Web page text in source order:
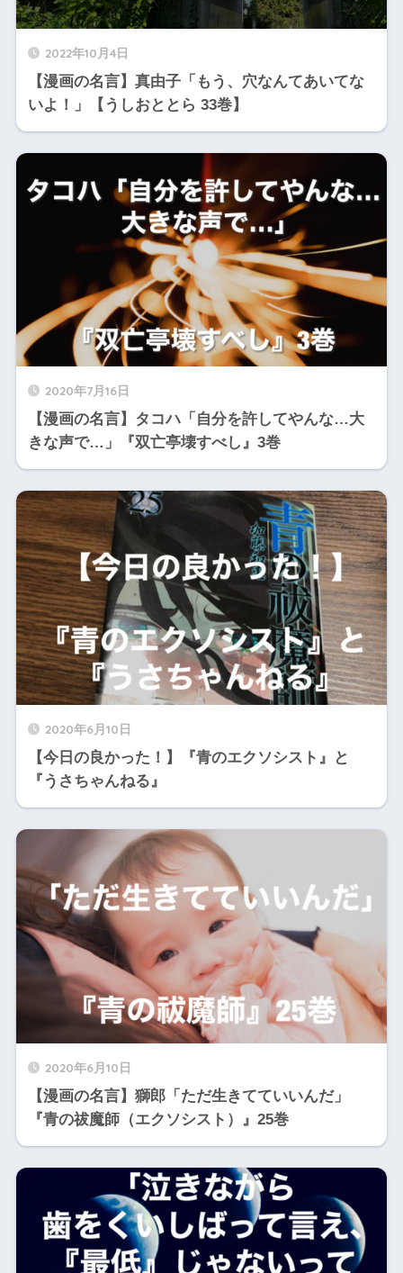
2022年10月4日
【漫画の名言】真由子「もう、穴なんてあいてな
いよ！」【うしおととら 33巻】
2020年7月16日
【漫画の名言】タコハ「自分を許してやんな…大
きな声で…」『双亡亭壊すべし』3巻
2020年6月10日
【今日の良かった！】『青のエクソシスト』と
『うさちゃんねる』
2020年6月10日
【漫画の名言】獅郎「ただ生きてていいんだ」
『青の祓魔師（エクソシスト）』25巻